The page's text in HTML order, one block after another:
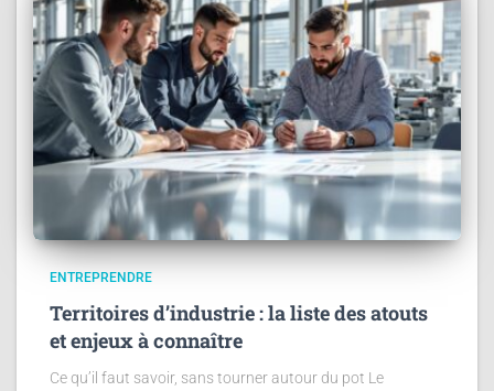
ENTREPRENDRE
Territoires d’industrie : la liste des atouts
et enjeux à connaître
Ce qu’il faut savoir, sans tourner autour du pot Le